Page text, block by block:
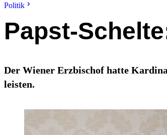
Politik
Papst-
Der Wiener Erzbischof hatte
leisten.